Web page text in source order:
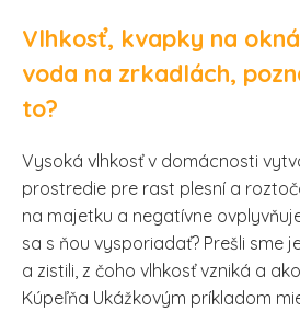
Vlhkosť, kvapky na
voda na zrkadlách,
to?
Vysoká vlhkosť v domácnosti
prostredie pre rast plesní a
na majetku a negatívne
sa s ňou vysporiadať? Prešli sme
a zistili, z čoho vlhkosť vzniká a
Kúpeľňa Ukážkovým príkladom